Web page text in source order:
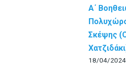
Α΄
Σκέψης
18/04/2024